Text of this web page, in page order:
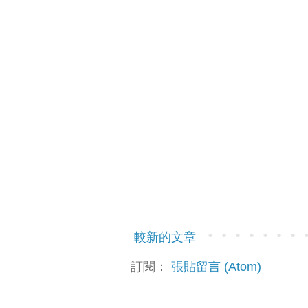
較新的文章
訂閱： 張貼留言 (Atom)